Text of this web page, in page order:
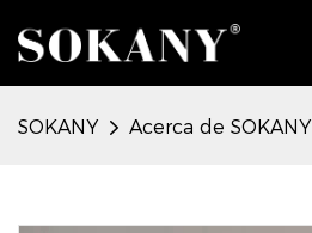
SOKANY Acerca de SOKANY